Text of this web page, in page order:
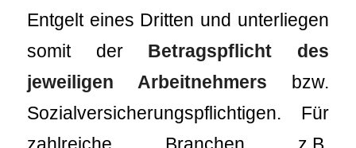
Entgelt eines Dritten und unterliegen
somit der Betragspflicht des
jeweiligen Arbeitnehmers bzw.
Sozialversicherungspflichtigen. Für
zahlreiche Branchen z.B.